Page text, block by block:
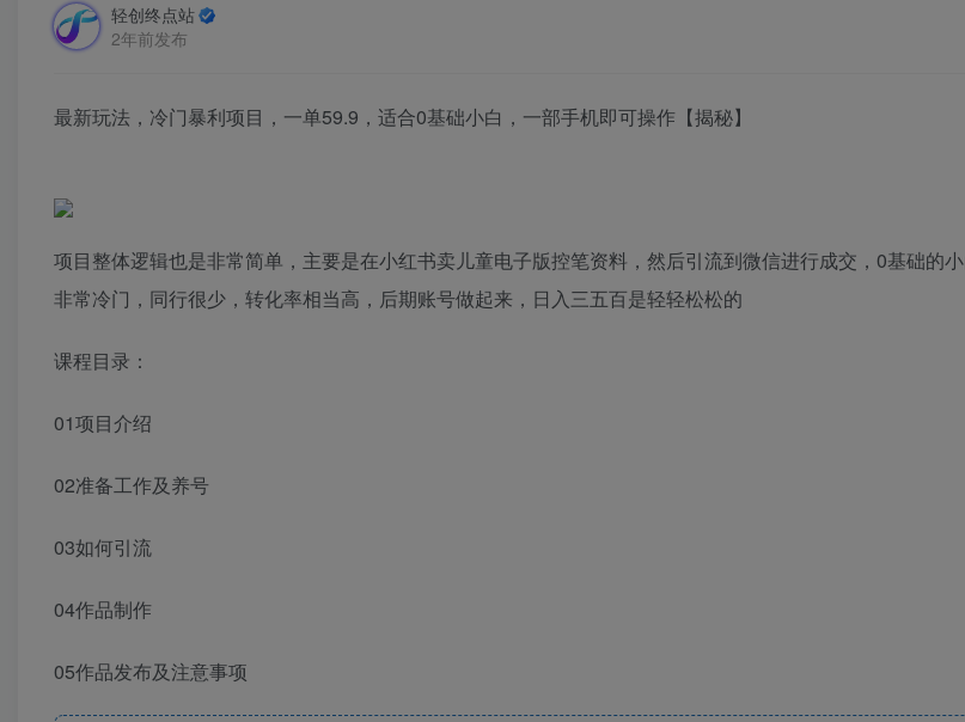
轻创终点站
2年前发布
最新玩法，冷门暴利项目，一单59.9，适合0基础小白，一部手机即可操作【揭秘】
项目整体逻辑也是非常简单，主要是在小红书卖儿童电子版控笔资料，然后引流到微信进行成交，0基础的
非常冷门，同行很少，转化率相当高，后期账号做起来，日入三五百是轻轻松松的
课程目录：
01项目介绍
02准备工作及养号
03如何引流
04作品制作
05作品发布及注意事项